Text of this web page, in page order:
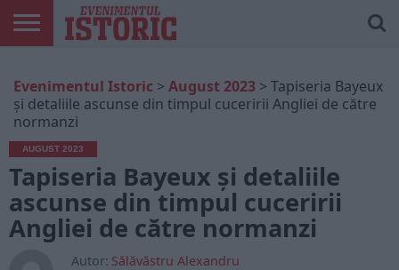
ONLINE
EDIȚII
TIPĂRITE
ISTORIC
PLAY
CONTUL
MEU
Evenimentul Istoric > August 2023 > Tapiseria Bayeux
și detaliile ascunse din timpul cuceririi Angliei de către
normanzi
AUGUST 2023
Tapiseria Bayeux și detaliile
ascunse din timpul cuceririi
Angliei de către normanzi
Autor: Sălăvăstru Alexandru